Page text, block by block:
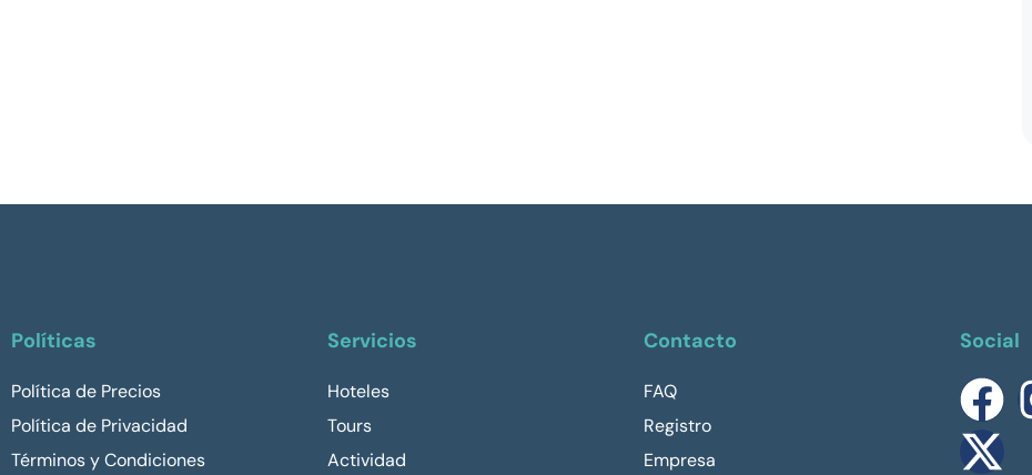
Políticas
Política de Precios
Política de Privacidad
Términos y Condiciones
Servicios
Hoteles
Tours
Actividad
Contacto
FAQ
Registro
Empresa
Social